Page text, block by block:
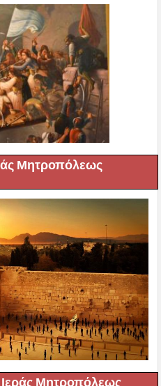
Μητροπόλεως
Μητροπόλεως